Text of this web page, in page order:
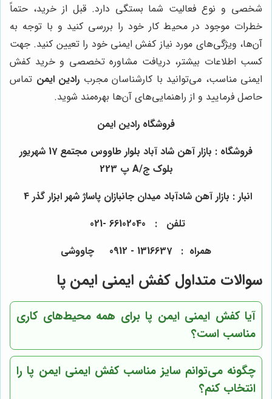
شخصی و نوع فعالیت شما بستگی دارد. قبل از خرید، حتماً
خطرات موجود در محیط کار خود را بررسی کنید و با توجه به
آن‌ها، ویژگی‌های مورد نیاز کفش ایمنی خود را تعیین کنید. جهت
کسب اطلاعات بیشتر، دریافت مشاوره تخصصی و خرید کفش
ایمنی مناسب، می‌توانید با کارشناسان مجرب رادین ایمن تماس
حاصل فرمایید و از راهنمایی‌های آن‌ها بهره‌مند شوید.
فروشگاه رادین ایمن
فروشگاه : بازار آهن شاد آباد بلوار طاووس مجتمع 17 شهریور
بلوک ج/A پ 223
انبار : بازار آهن شادآباد میدان جانبازان پاساژ شهر ابزار گذر 4
تلفن : 66102040 -021
همراه : 1316637 - 0912 چاووشی
سوالات متداول کفش ایمنی ایمن پا
آیا کفش ایمنی ایمن پا برای همه محیط‌های کاری
مناسب است؟
چگونه می‌توانم سایز مناسب کفش ایمنی ایمن پا را
انتخاب کنم؟